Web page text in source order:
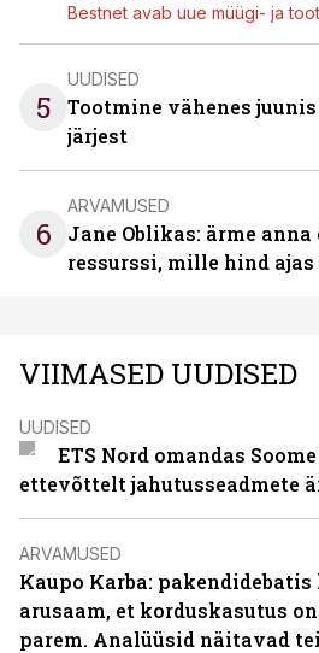
Bestnet avab uue müügi- ja
5
UUDISED
Tootmine vähenes
järjest
6
ARVAMUSED
Jane Oblikas: ärme
ressurssi, mille hind ajas
VIIMASED UUDISED
UUDISED
ETS Nord omandas
ettevõttelt jahutusseadmete
ARVAMUSED
Kaupo Karba:
arusaam, et korduskasutus
parem. Analüüsid näitavad